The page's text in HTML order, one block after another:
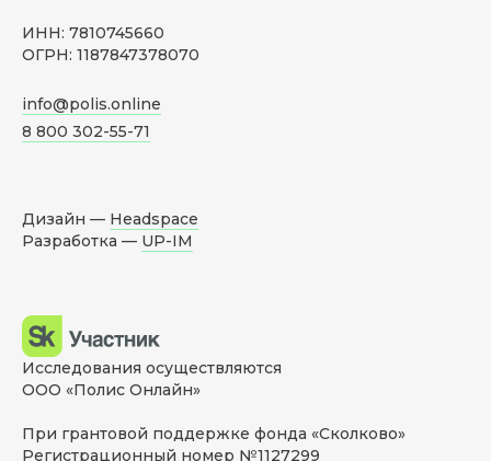
ИНН: 7810745660
ОГРН: 1187847378070
info@polis.online
8 800 302-55-71
Дизайн — Headspace
Разработка — UP-IM
Исследования осуществляются
ООО «Полис Онлайн»
При грантовой поддержке фонда «Сколково»
Регистрационный номер №1127299